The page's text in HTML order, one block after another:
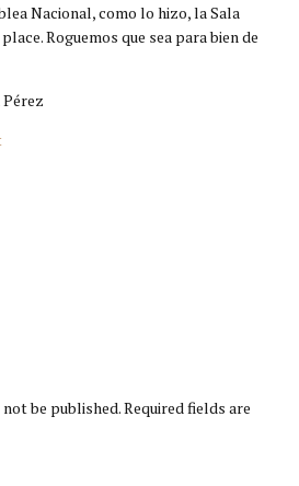
Nacional, como lo hizo, la Sala
Roguemos que sea para bien de
Pérez
be published. Required fields are